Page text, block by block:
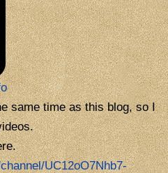
same time as this blog, so I
UC12oO7Nhb7-